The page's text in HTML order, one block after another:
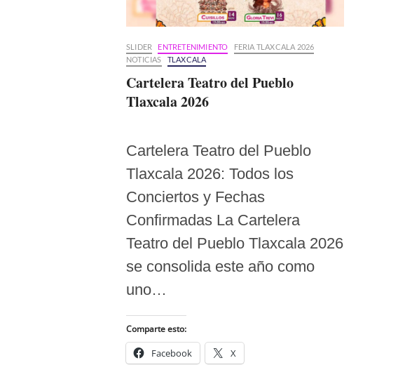
SLIDER ENTRETENIMIENTO
FERIA TLAXCALA 2026
NOTICIAS
TLAXCALA
Cartelera Teatro del Pueblo
Tlaxcala 2026
Cartelera Teatro del Pueblo
Tlaxcala 2026: Todos los
Conciertos y Fechas
Confirmadas La Cartelera
Teatro del Pueblo Tlaxcala 2026
se consolida este año como
uno…
Comparte esto:
Facebook X